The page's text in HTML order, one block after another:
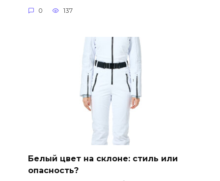
0 137
Белый цвет на склоне: стиль или
опасность?